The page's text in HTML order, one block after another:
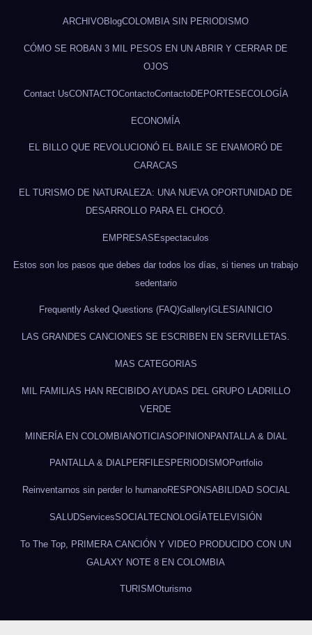
ARCHIVOBlogCOLOMBIA SIN PERIODISMO
CÓMO SE ROBAN 3 MIL PESOS EN UN ABRIR Y CERRAR DE
OJOS
Contact UsCONTACTOContactoContactoDEPORTESECOLOGÍA
ECONOMÍA
EL BILLO QUE REVOLUCIONÓ EL BAILE SE ENAMORÓ DE
CARACAS
EL TURISMO DE NATURALEZA: UNA NUEVA OPORTUNIDAD DE
DESARROLLO PARA EL CHOCÓ.
EMPRESAS Espectaculos
Estos son los pasos que debes dar todos los días, si tienes un trabajo
sedentario
Frequently Asked Questions (FAQ)Gallery IGLESIA INICIO
LAS GRANDES CANCIONES SE ESCRIBEN EN SERVILLETAS.
MAS CATEGORIAS
MIL FAMILIAS HAN RECIBIDO AYUDAS DEL GRUPO LADRILLO
VERDE
MINERÍA EN COLOMBIANOTICIASOPINIONPANTALLA & DIAL
PANTALLA & DIALPERFILES PERIODISMOPortfolio
Reinventarnos sin perder lo humanoRESPONSABILIDAD SOCIAL
SALUDServicesSOCIALTECNOLOGÍATELEVISIÓN
To The Top, PRIMERA CANCIÓN Y VIDEO PRODUCIDO CON UN
GALAXY NOTE 8 EN COLOMBIA
TURISMOturismo